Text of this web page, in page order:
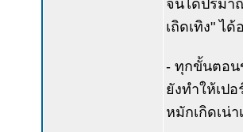
จนได้ปริมา
เถิดเทิง" ได้
- ทุกขั้นตอน
ยังทำให้เป
หมักเกิดเน่